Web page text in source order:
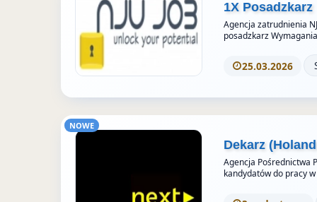
1X Posadzkarz
Agencja zatrudnienia
posadzkarz
25.03.2026
NOWE
Dekarz
Agencja Pośrednictwa
kandydatów do pracy